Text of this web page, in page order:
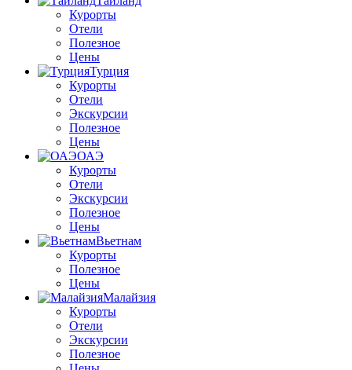
Курорты
Отели
Полезное
Цены
Турция
Курорты
Отели
Экскурсии
Полезное
Цены
ОАЭ
Курорты
Отели
Экскурсии
Полезное
Цены
Вьетнам
Курорты
Полезное
Цены
Малайзия
Курорты
Отели
Экскурсии
Полезное